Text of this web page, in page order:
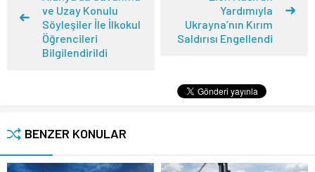
ve Uzay Konulu
Söyleşiler İle İlkokul
Öğrencileri
Bilgilendirildi
Yardımıyla
Ukrayna’nın Kırım
Saldırısı Engellendi
BENZER KONULAR